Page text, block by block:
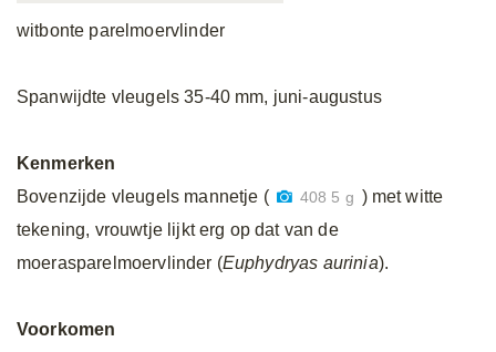
witbonte parelmoervlinder
Spanwijdte vleugels 35-40 mm, juni-augustus
Kenmerken
Bovenzijde vleugels mannetje (
408 5 g ) met witte
tekening, vrouwtje lijkt erg op dat van de
moerasparelmoervlinder (Euphydryas aurinia).
Voorkomen